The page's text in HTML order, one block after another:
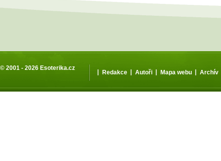
© 2001 - 2026 Esoterika.cz
| Redakce | Autoři | Mapa webu | Archív